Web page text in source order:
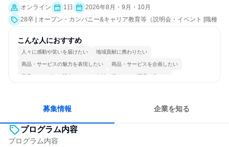
オンライン 1日
2026年8月・9月・10月
28卒 | オープン・カンパニー&キャリア教育等（説明会・イベント [職種
こんな人におすすめ
人々に感動や笑いを届けたい 地域貢献に携わりたい
商品・サービスの魅力を表現したい 商品・サービスを企画したい
商品・サービスを販売したい 女性が働きやすい環境で働ける
募集情報 企業を知る
プログラム内容
プログラム内容